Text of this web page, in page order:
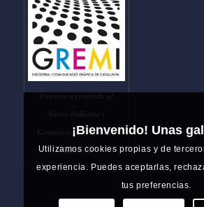
Empresa agremiada al
Gremi Indústria i
Comunicació Gràfica de
Catalunya
¡Bienvenido! Unas
Utilizamos cookies propias y de
experiencia. Puedes aceptarlas,
tus preferencias.